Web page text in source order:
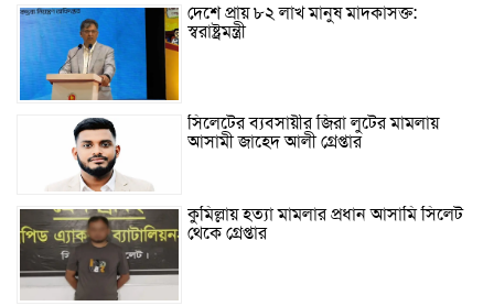
দেশে প্রায় ৮২ লাখ মানুষ মাদকাসক্ত:
স্বরাষ্ট্রমন্ত্রী
সিলেটের ব্যবসায়ীর জিরা লুটের মামলায়
আসামী জাহেদ আলী গ্রেপ্তার
কুমিল্লায় হত্যা মামলার প্রধান আসামি সিলেট
থেকে গ্রেপ্তার